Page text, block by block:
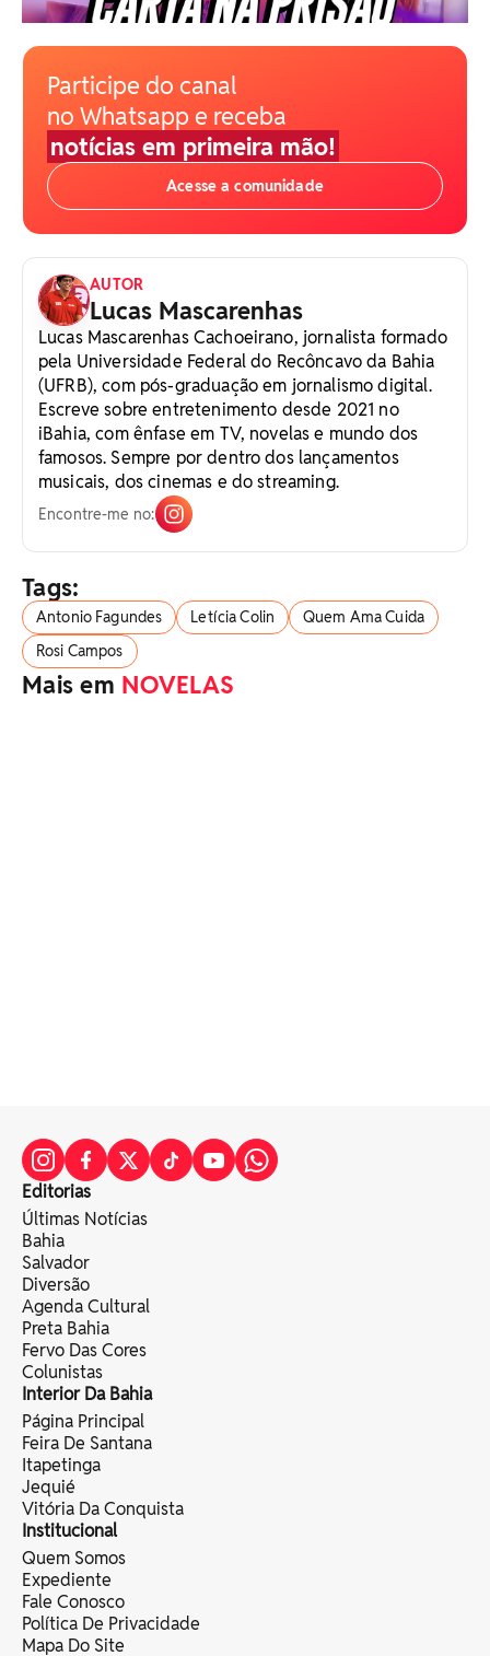
Participe do canal
no Whatsapp e receba
notícias em primeira mão!
Acesse a comunidade
AUTOR
Lucas Mascarenhas
Lucas Mascarenhas Cachoeirano, jornalista formado
pela Universidade Federal do Recôncavo da Bahia
(UFRB), com pós-graduação em jornalismo digital.
Escreve sobre entretenimento desde 2021 no
iBahia, com ênfase em TV, novelas e mundo dos
famosos. Sempre por dentro dos lançamentos
musicais, dos cinemas e do streaming.
Encontre-me no:
Tags:
Antonio Fagundes Letícia Colin
Quem Ama Cuida
Rosi Campos
Mais em NOVELAS
Editorias
Últimas Notícias
Bahia
Salvador
Diversão
Agenda Cultural
Preta Bahia
Fervo Das Cores
Colunistas
Interior Da Bahia
Página Principal
Feira De Santana
Itapetinga
Jequié
Vitória Da Conquista
Institucional
Quem Somos
Expediente
Fale Conosco
Política De Privacidade
Mapa Do Site